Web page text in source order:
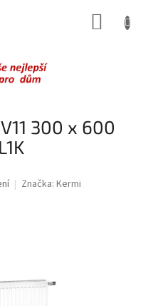
300 x 600
Značka: Kermi